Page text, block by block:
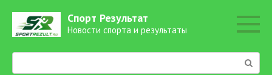
контенту
Спорт Результат
Новости спорта и результаты
Поиск: